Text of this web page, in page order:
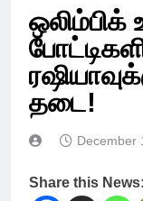
தடை!
December
Share this News: